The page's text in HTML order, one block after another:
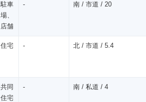
駐車
場、
店舗
- 南 / 市道 / 20
住宅 - 北 / 市道 / 5.4
共同
住宅
- 南 / 私道 / 4